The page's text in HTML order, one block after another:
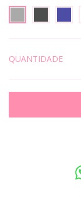
QUANTIDADE